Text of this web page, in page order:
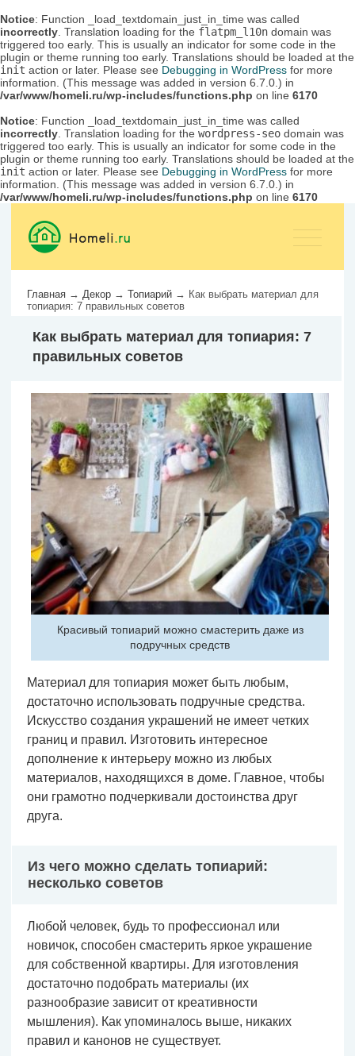
Notice: Function _load_textdomain_just_in_time was called
incorrectly . Translation loading for the flatpm_l10n domain was
triggered too early. This is usually an indicator for some code in the
plugin or theme running too early. Translations should be loaded at the
init action or later. Please see Debugging in WordPress for more
information. (This message was added in version 6.7.0.) in
/var/www/homeli.ru/wp-includes/functions.php on line 6170
Notice: Function _load_textdomain_just_in_time was called
incorrectly . Translation loading for the wordpress-seo domain was
triggered too early. This is usually an indicator for some code in the
plugin or theme running too early. Translations should be loaded at the
init action or later. Please see Debugging in WordPress for more
information. (This message was added in version 6.7.0.) in
/var/www/homeli.ru/wp-includes/functions.php on line 6170
Главная → Декор → Топиарий → Как выбрать материал для
топиария: 7 правильных советов
Как выбрать материал для топиария: 7
правильных советов
Красивый топиарий можно смастерить даже из
подручных средств
Материал для топиария может быть любым,
достаточно использовать подручные средства.
Искусство создания украшений не имеет четких
границ и правил. Изготовить интересное
дополнение к интерьеру можно из любых
материалов, находящихся в доме. Главное, чтобы
они грамотно подчеркивали достоинства друг
друга.
Из чего можно сделать топиарий:
несколько советов
Любой человек, будь то профессионал или
новичок, способен смастерить яркое украшение
для собственной квартиры. Для изготовления
достаточно подобрать материалы (их
разнообразие зависит от креативности
мышления). Как упоминалось выше, никаких
правил и канонов не существует.